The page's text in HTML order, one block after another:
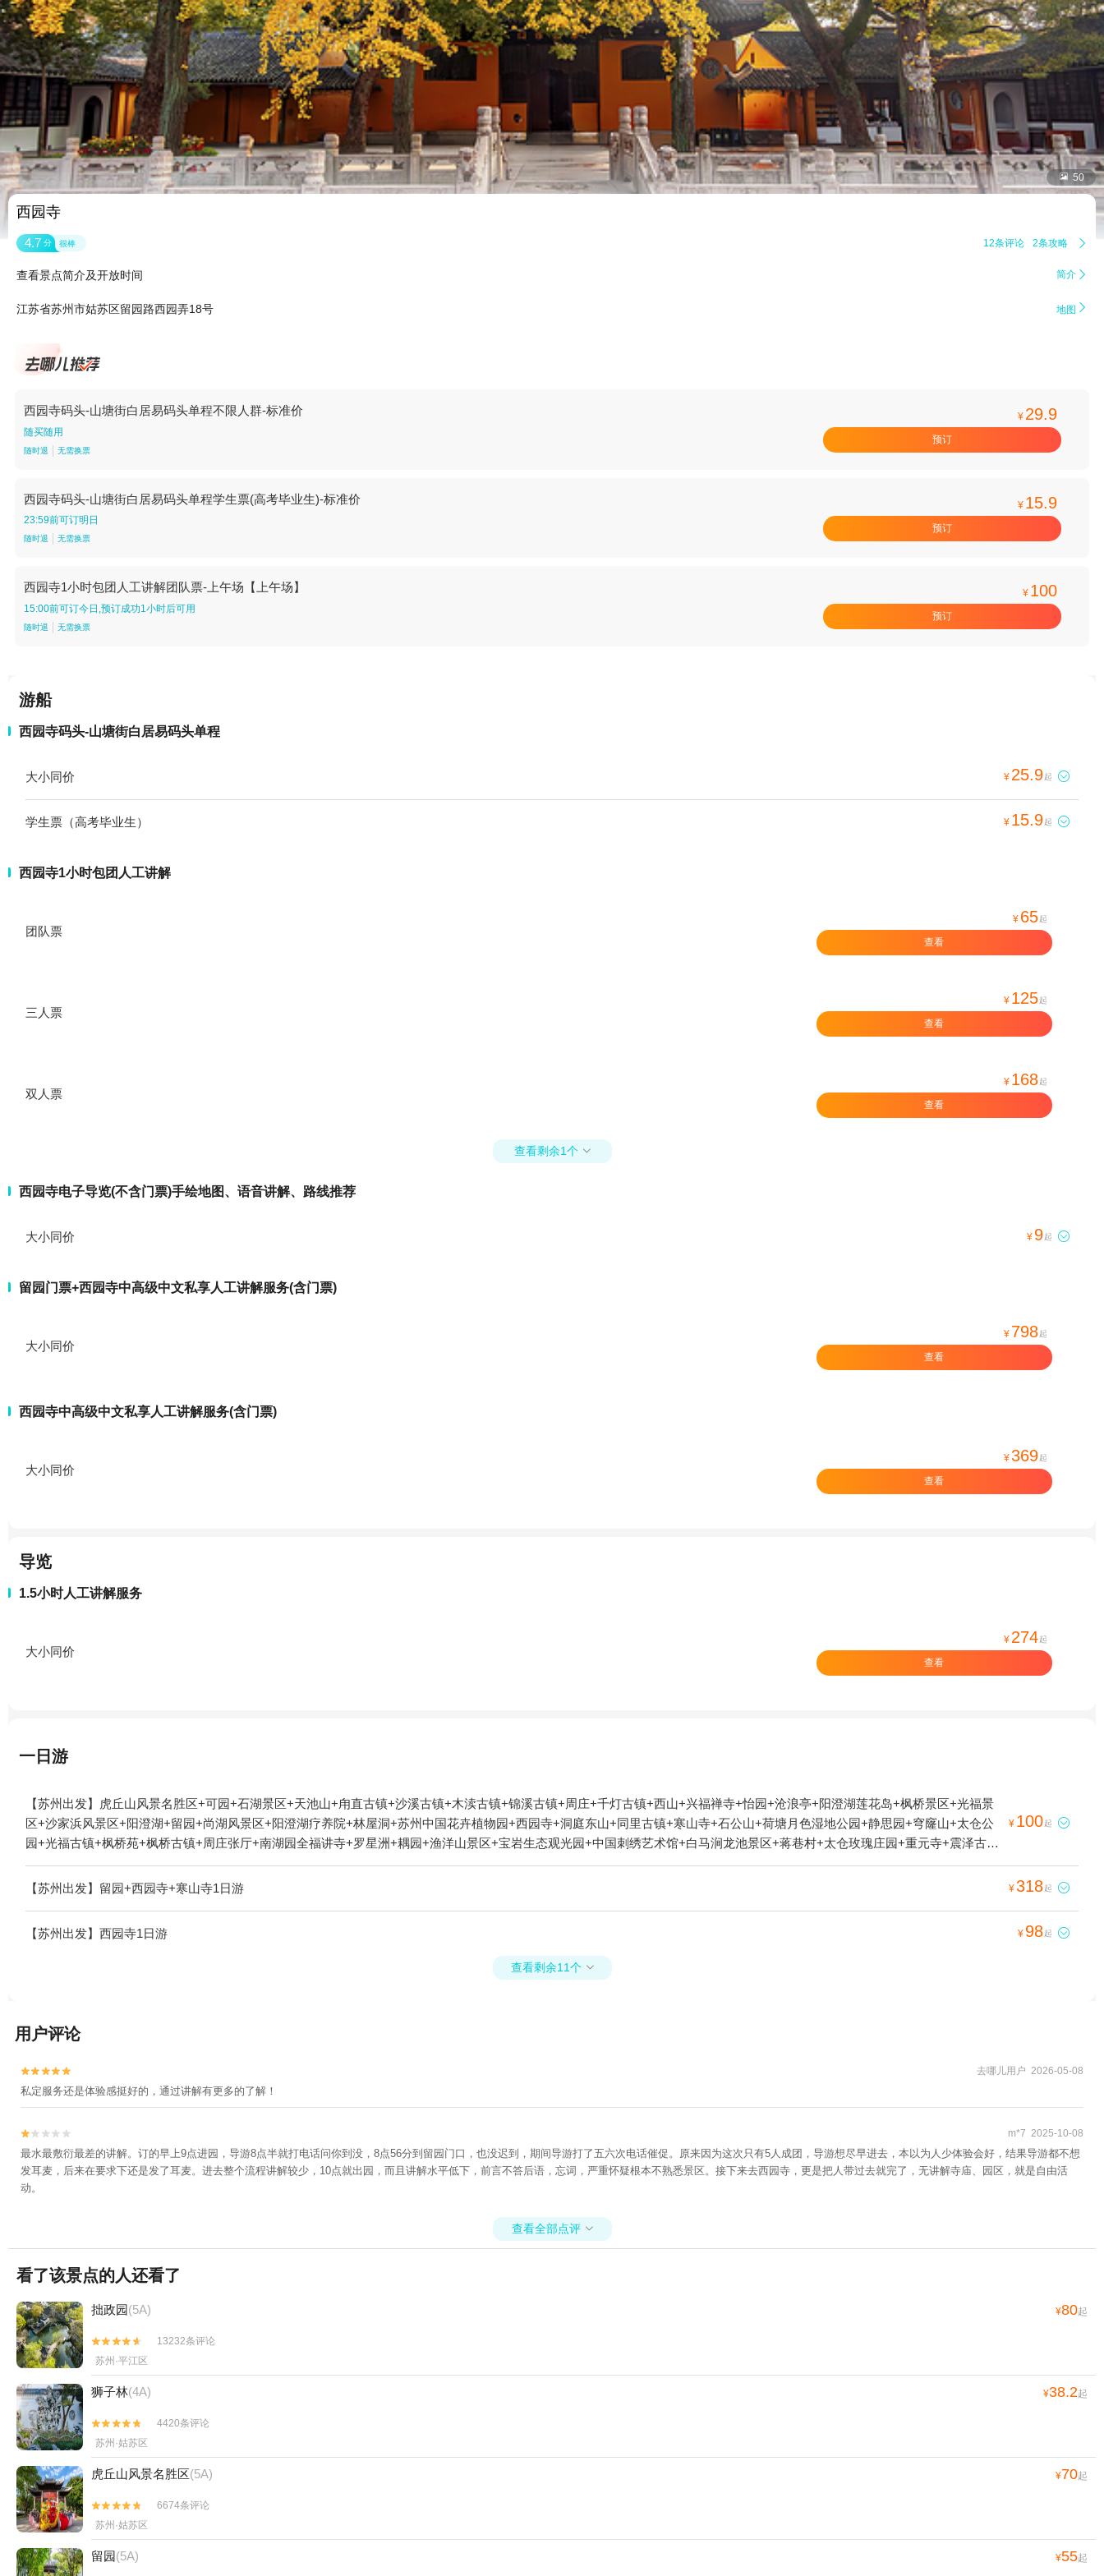
 50
西园寺
4.7 分 很棒 12条评论 2条攻略 
查看景点简介及开放时间 简介 
江苏省苏州市姑苏区留园路西园弄18号 地图 
西园寺码头-山塘街白居易码头单程不限人群-标准价
随买随用
随时退 无需换票
¥ 29.9
预订
西园寺码头-山塘街白居易码头单程学生票(高考毕业生)-标准价
23:59前可订明日
随时退 无需换票
¥ 15.9
预订
西园寺1小时包团人工讲解团队票-上午场【上午场】
15:00前可订今日,预订成功1小时后可用
随时退 无需换票
¥ 100
预订
游船
西园寺码头-山塘街白居易码头单程
大小同价 ¥ 25.9起 
学生票（高考毕业生） ¥ 15.9起 
西园寺1小时包团人工讲解
团队票
¥ 65 起
查看
三人票
¥ 125 起
查看
双人票
¥ 168 起
查看
查看剩余1个 
西园寺电子导览(不含门票)手绘地图、语音讲解、路线推荐
大小同价 ¥ 9起 
留园门票+西园寺中高级中文私享人工讲解服务(含门票)
大小同价
¥ 798 起
查看
西园寺中高级中文私享人工讲解服务(含门票)
大小同价
¥369 起
查看
导览
1.5小时人工讲解服务
大小同价
¥ 274 起
查看
一日游
【苏州出发】虎丘山风景名胜区+可园+石湖景区+天池山+甪直古镇+沙溪古镇+木渎古镇+锦溪古镇+周庄+千灯古镇+西山+兴福禅寺+怡园+沧浪亭+阳澄湖莲花岛+枫桥景区+光福景
区+沙家浜风景区+阳澄湖+留园+尚湖风景区+阳澄湖疗养院+林屋洞+苏州中国花卉植物园+西园寺+洞庭东山+同里古镇+寒山寺+石公山+荷塘月色湿地公园+静思园+穹窿山+太仓公
园+光福古镇+枫桥苑+枫桥古镇+周庄张厅+南湖园全福讲寺+罗星洲+耦园+渔洋山景区+宝岩生态观光园+中国刺绣艺术馆+白马涧龙池景区+蒋巷村+太仓玫瑰庄园+重元寺+震泽古镇
+凤凰山景区恬庄古街+旺山风景区+亭林园+太仓牡丹园山庄+凤凰山景区河阳山歌馆+陆巷古村+苏州乐园四季恒温水乐园+平江路历史街区+张家港凤凰山景区+梅李聚沙园+香山景
区+太仓艳阳农庄+震泽公园+虞山索道+张家港市暨阳湖欢乐世界+雨花胜境+苏州上方山国家森林公园+太仓港+平江路历史街区+苏州乐园森林水世界+尚湖游艇+苏州太湖国家湿地
+甪直儿童主题乐园+苏州静思园酒店+太仓大剧院+甪直瑶盛陶艺DIY+张家港梦幻海洋王国+苏州太湖园博园+张家港初见香草园+寒山寺钟楼+石湖风景区+周庄江南堂客栈+周庄月上
·古筝会馆+太湖雪蚕桑文化园+白鹤寺+上方山森林动物世界+华谊兄弟电影世界+苏州古旧书店(人民路店)+黎里古镇+张家港萌宠动物园+平江路怪楼+苏州太湖湖滨国家湿地公园+华
谊兄弟电影世界星光大道+开来茶馆 木渎评弹昆曲馆+寒山别院+苏州星空失恋博物馆（山塘街店）+苏州湾嘉年华+张家港失恋博物馆+苏州御窑金砖博物馆+天池山寂鉴寺+江村桥
斯国际度假区+平江路闲雅苑昆曲评弹馆+苏州光福樱野樱花园1日游
¥ 100起 
【苏州出发】留园+西园寺+寒山寺1日游 ¥318起 
【苏州出发】西园寺1日游 ¥ 98起 
查看剩余11个 
用户评论

 去哪儿用户 2026-05-08
私定服务还是体验感挺好的，通过讲解有更多的了解！

 m*7 2025-10-08
最水最敷衍最差的讲解。订的早上9点进园，导游8点半就打电话问你到没，8点56分到留园门口，也没迟到，期间导游打了五六次电话催促。原来因为这次只有5人成团，导游想尽早进去，本以为人少体验会好，结果导游都不想
发耳麦，后来在要求下还是发了耳麦。进去整个流程讲解较少，10点就出园，而且讲解水平低下，前言不答后语，忘词，严重怀疑根本不熟悉景区。接下来去西园寺，更是把人带过去就完了，无讲解寺庙、园区，就是自由活
动。
查看全部点评 
看了该景点的人还看了
拙政园(5A) ¥80起


13232条评论
苏州·平江区
狮子林(4A) ¥38.2起


4420条评论
苏州·姑苏区
虎丘山风景名胜区(5A) ¥70起


6674条评论
苏州·姑苏区
留园(5A) ¥55起